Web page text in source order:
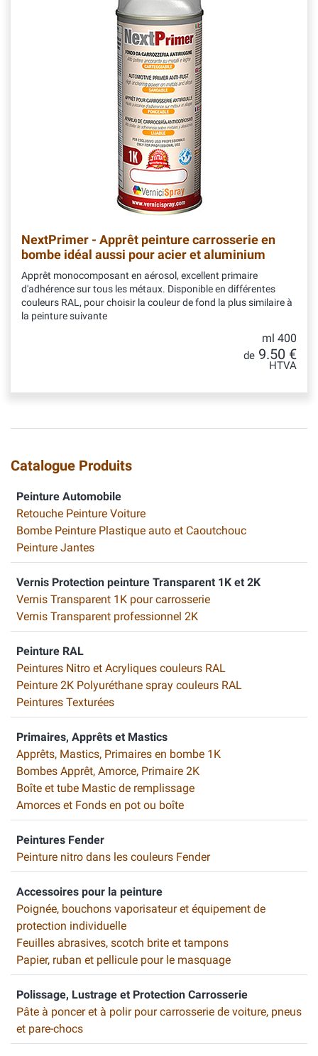
NextPrimer - Apprêt peinture carrosserie en
bombe idéal aussi pour acier et aluminium
Apprêt monocomposant en aérosol, excellent primaire
d'adhérence sur tous les métaux. Disponible en différentes
couleurs RAL, pour choisir la couleur de fond la plus similaire à
la peinture suivante
ml 400
de 9.50 €
HTVA
Catalogue Produits
Peinture Automobile
Retouche Peinture Voiture
Bombe Peinture Plastique auto et Caoutchouc
Peinture Jantes
Vernis Protection peinture Transparent 1K et 2K
Vernis Transparent 1K pour carrosserie
Vernis Transparent professionnel 2K
Peinture RAL
Peintures Nitro et Acryliques couleurs RAL
Peinture 2K Polyuréthane spray couleurs RAL
Peintures Texturées
Primaires, Apprêts et Mastics
Apprêts, Mastics, Primaires en bombe 1K
Bombes Apprêt, Amorce, Primaire 2K
Boîte et tube Mastic de remplissage
Amorces et Fonds en pot ou boîte
Peintures Fender
Peinture nitro dans les couleurs Fender
Accessoires pour la peinture
Poignée, bouchons vaporisateur et équipement de
protection individuelle
Feuilles abrasives, scotch brite et tampons
Papier, ruban et pellicule pour le masquage
Polissage, Lustrage et Protection Carrosserie
Pâte à poncer et à polir pour carrosserie de voiture, pneus
et pare-chocs